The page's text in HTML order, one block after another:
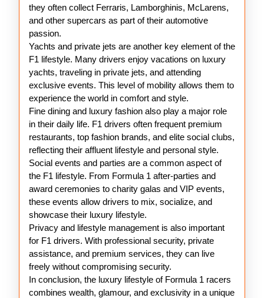
they often collect Ferraris, Lamborghinis, McLarens,
and other supercars as part of their automotive
passion.
Yachts and private jets are another key element of the
F1 lifestyle. Many drivers enjoy vacations on luxury
yachts, traveling in private jets, and attending
exclusive events. This level of mobility allows them to
experience the world in comfort and style.
Fine dining and luxury fashion also play a major role
in their daily life. F1 drivers often frequent premium
restaurants, top fashion brands, and elite social clubs,
reflecting their affluent lifestyle and personal style.
Social events and parties are a common aspect of
the F1 lifestyle. From Formula 1 after-parties and
award ceremonies to charity galas and VIP events,
these events allow drivers to mix, socialize, and
showcase their luxury lifestyle.
Privacy and lifestyle management is also important
for F1 drivers. With professional security, private
assistance, and premium services, they can live
freely without compromising security.
In conclusion, the luxury lifestyle of Formula 1 racers
combines wealth, glamour, and exclusivity in a unique